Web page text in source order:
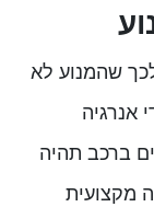
שהמנוע לא
אנרגיה
ברכב תהיה
מקצועית